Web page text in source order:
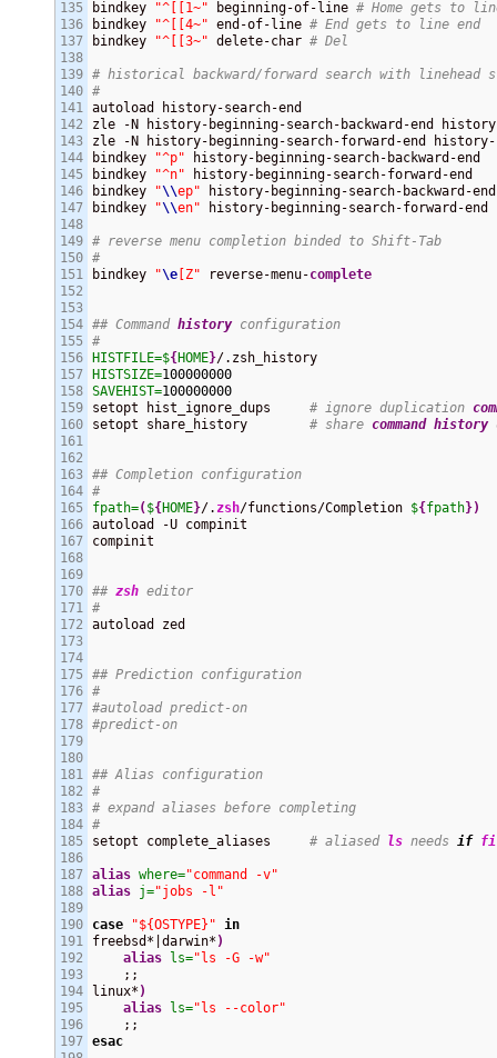
135
136
137
138
139
140
141
142
143
144
145
146
147
148
149
150
151
152
153
154
155
156
157
158
159
160
161
162
163
164
165
166
167
168
169
170
171
172
173
174
175
176
177
178
179
180
181
182
183
184
185
186
187
188
189
190
191
192
193
194
195
196
197
bindkey "^[[1~" beginning-of-line # Home gets to
bindkey
"^[[4~" end-of-line # End gets to line end
bindkey
"^[[3~" delete-char # Del
# historical backward/forward search with linehead
#
autoload history-search-end
zle -N history-beginning-search-backward-end
zle -N history-beginning-search-forward-end history-
bindkey
"^p" history-beginning-search-backward-end
bindkey
"^n" history-beginning-search-forward-end
bindkey
"\\ep" history-beginning-search-backward-end
bindkey
"\\en" history-beginning-search-forward-end
# reverse menu completion binded to Shift-Tab
#
bindkey
"\e [Z" reverse-menu-complete
## Command history configuration
#
HISTFILE=${HOME}
HISTSIZE=100000000
SAVEHIST=100000000
setopt hist_ignore_dups # ignore duplication
setopt share_history # share command history
## Completion configuration
#
fpath=(${HOME}/. zsh/functions/Completion ${fpath})
autoload -U compinit
compinit
## zsh editor
#
autoload zed
## Prediction configuration
#
#autoload predict-on
#predict-on
## Alias configuration
#
# expand aliases before completing
#
setopt complete_aliases # aliased ls needs if
alias where="command -v"
alias j="jobs -l"
case "${OSTYPE}"
in
freebsd*|darwin* )
alias ls="ls -G -w"
    ;;
linux* )
alias ls="ls --color"
esac